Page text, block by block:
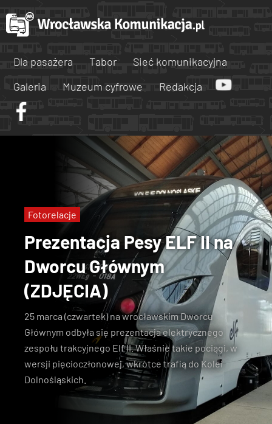
Dla pasażera Tabor
Sieć komunikacyjna
Galeria
Muzeum cyfrowe Redakcja
Prezentacja Pesy ELF II na
Dworcu Głównym
(ZDJĘCIA)
25 marca (czwartek) na wrocławskim Dworcu
Głównym odbyła się prezentacja elektrycznego
zespołu trakcyjnego Elf II. Właśnie takie pociągi, w
wersji pięcioczłonowej, wkrótce trafią do Kolei
Dolnośląskich.
Fotorelacje